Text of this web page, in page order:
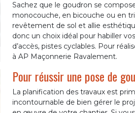
Sachez que le goudron se
monocouche, en bicouche ou en
revêtement de sol et allie
donc un choix idéal pour habiller
d’accès, pistes cyclables. Pour
à AP Maçonnerie Ravalement.
Pour réussir une pose de
La planification des travaux est
incontournable de bien gérer le